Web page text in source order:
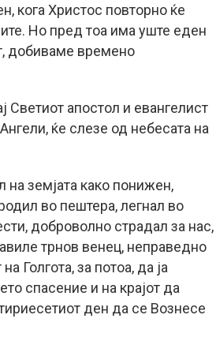
кога Христос повторно ќе
Но пред тоа има уште еден
добиваме времено
Светиот апостол и евангелист
ќе слезе од небесата на
земјата како понижен,
во пештера, легнал во
доброволно страдал за нас,
трнов венец, неправедно
Голгота, за потоа, да ја
спасение и на крајот да
ден да се Вознесе